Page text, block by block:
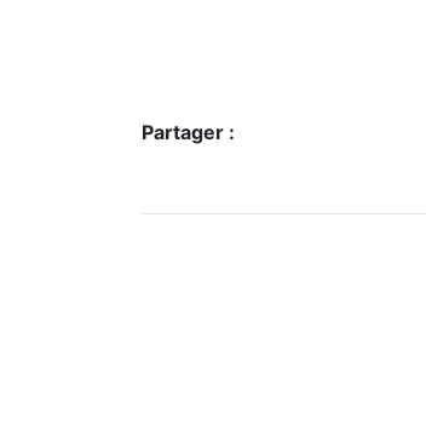
Partager :